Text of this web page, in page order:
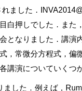
ました．
白押しでした．ま
となりました．講
，常微分方程式，偏
講演についていくつ
ました．例えば，